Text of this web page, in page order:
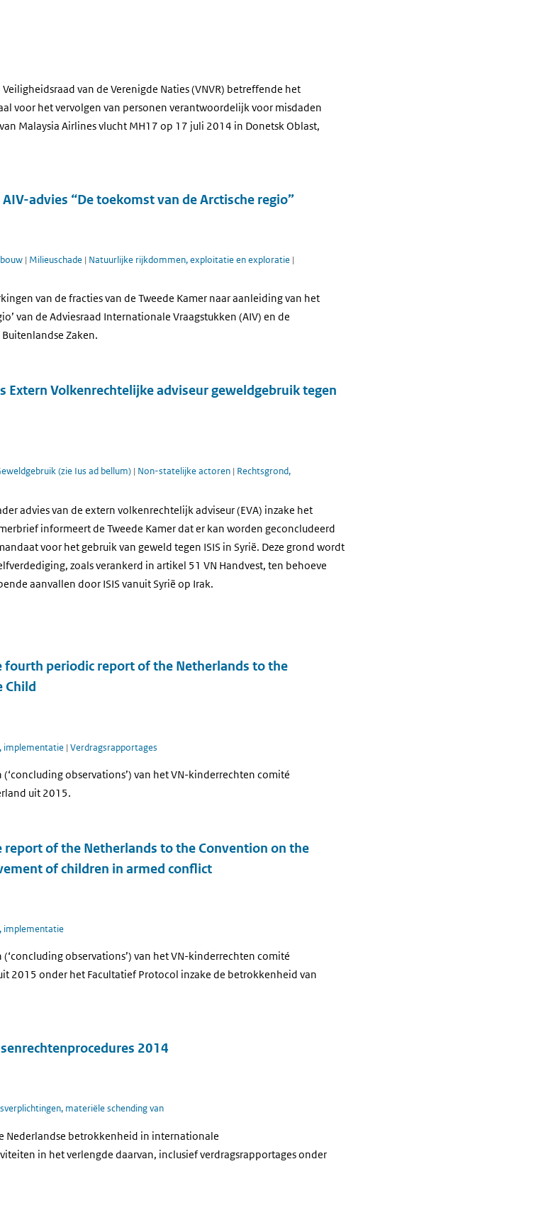
van de Verenigde Naties (VNVR) betreffende het
voor het vervolgen van personen verantwoordelijk voor misdaden
Malaysia Airlines vlucht MH17 op 17 juli 2014 in Donetsk Oblast,
advies “De toekomst van de Arctische regio”
| Milieuschade | Natuurlijke rijkdommen, exploitatie en exploratie |
van de fracties van de Tweede Kamer naar aanleiding van het
van de Adviesraad Internationale Vraagstukken (AIV) en de
Zaken.
Extern Volkenrechtelijke adviseur geweldgebruik tegen
(zie Ius ad bellum) | Non-statelijke actoren | Rechtsgrond,
advies van de extern volkenrechtelijk adviseur (EVA) inzake het
informeert de Tweede Kamer dat er kan worden geconcludeerd
voor het gebruik van geweld tegen ISIS in Syrië. Deze grond wordt
zoals verankerd in artikel 51 VN Handvest, ten behoeve
aanvallen door ISIS vanuit Syrië op Irak.
fourth periodic report of the Netherlands to the
Child
implementatie | Verdragsrapportages
observations’) van het VN-kinderrechten comité
uit 2015.
of the Netherlands to the Convention on the
of children in armed conflict
implementatie
observations’) van het VN-kinderrechten comité
2015 onder het Facultatief Protocol inzake de betrokkenheid van
2014
materiële schending van
Nederlandse betrokkenheid in internationale
in het verlengde daarvan, inclusief verdragsrapportages onder